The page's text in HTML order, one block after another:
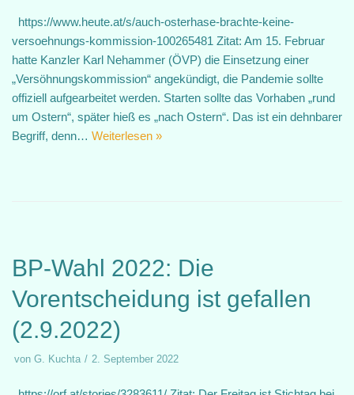
https://www.heute.at/s/auch-osterhase-brachte-keine-
versoehnungs-kommission-100265481 Zitat: Am 15. Februar
hatte Kanzler Karl Nehammer (ÖVP) die Einsetzung einer
„Versöhnungskommission“ angekündigt, die Pandemie sollte
offiziell aufgearbeitet werden. Starten sollte das Vorhaben „rund
um Ostern“, später hieß es „nach Ostern“. Das ist ein dehnbarer
Begriff, denn… Weiterlesen »
BP-Wahl 2022: Die
Vorentscheidung ist gefallen
(2.9.2022)
von G. Kuchta 2. September 2022